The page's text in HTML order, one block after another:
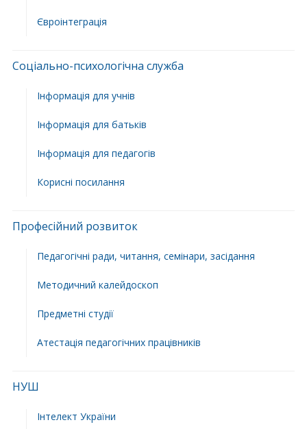
Євроінтеграція
Соціально-психологічна служба
Інформація для учнів
Інформація для батьків
Інформація для педагогів
Корисні посилання
Професійний розвиток
Педагогічні ради, читання, семінари, засідання
Методичний калейдоскоп
Предметні студії
Атестація педагогічних працівників
НУШ
Інтелект України